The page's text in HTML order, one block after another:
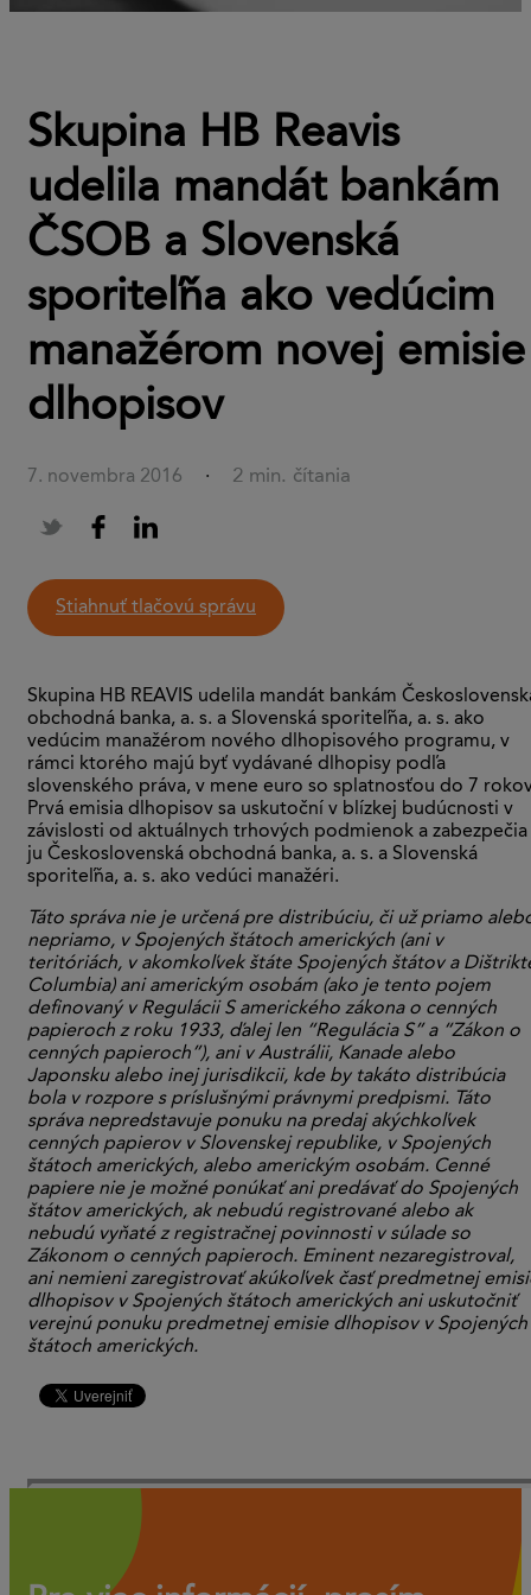
Skupina HB Reavis
udelila mandát bankám
ČSOB a Slovenská
sporiteľňa ako vedúcim
manažérom novej emisie
dlhopisov
7. novembra 2016 · 2 min. čítania
stiahnuť tlačovú správu
Skupina HB REAVIS udelila mandát bankám
obchodná banka, a. s. a Slovenská sporiteľňa, a. s. ako
vedúcim manažérom nového dlhopisového programu, v
rámci ktorého majú byť vydávané dlhopisy podľa
slovenského práva, v mene euro so splatnosťou do 7
Prvá emisia dlhopisov sa uskutoční v blízkej budúcnosti v
závislosti od aktuálnych trhových podmienok a zabezpečia
ju Československá obchodná banka, a. s. a Slovenská
sporiteľňa, a. s. ako vedúci manažéri.
Táto správa nie je určená pre distribúciu, či už priamo
nepriamo, v Spojených štátoch amerických (ani v
teritóriách, v akomkoľvek štáte Spojených štátov a
Columbia) ani americkým osobám (ako je tento pojem
definovaný v Regulácii S amerického zákona o cenných
papieroch z roku 1933, ďalej len “Regulácia S” a “Zákon o
cenných papieroch”), ani v Austrálii, Kanade alebo
Japonsku alebo inej jurisdikcii, kde by takáto distribúcia
bola v rozpore s príslušnými právnymi predpismi. Táto
správa nepredstavuje ponuku na predaj akýchkoľvek
cenných papierov v Slovenskej republike, v Spojených
štátoch amerických, alebo americkým osobám. Cenné
papiere nie je možné ponúkať ani predávať do Spojených
štátov amerických, ak nebudú registrované alebo ak
nebudú vyňaté z registračnej povinnosti v súlade so
Zákonom o cenných papieroch. Eminent nezaregistroval,
ani nemieni zaregistrovať akúkoľvek časť predmetnej
dlhopisov v Spojených štátoch amerických ani uskutočniť
verejnú ponuku predmetnej emisie dlhopisov v Spojených
štátoch amerických.